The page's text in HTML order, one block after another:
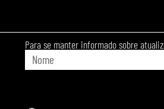
Para se manter informado sobre